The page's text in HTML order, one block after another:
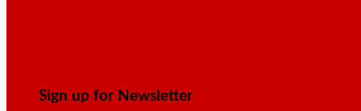
Sign up for Newsletter